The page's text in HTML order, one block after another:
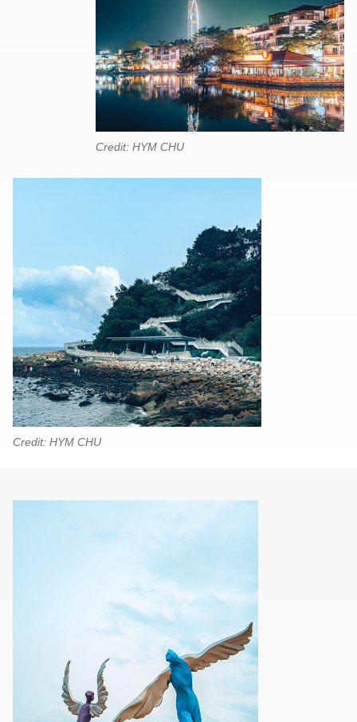
Credit: HYM CHU
Credit: HYM CHU